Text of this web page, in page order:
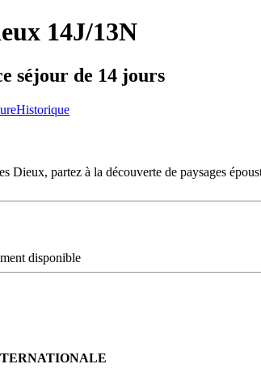
14J/13N
séjour de 14 jours
Historique
Dieux, partez à la découverte de paysages
disponible